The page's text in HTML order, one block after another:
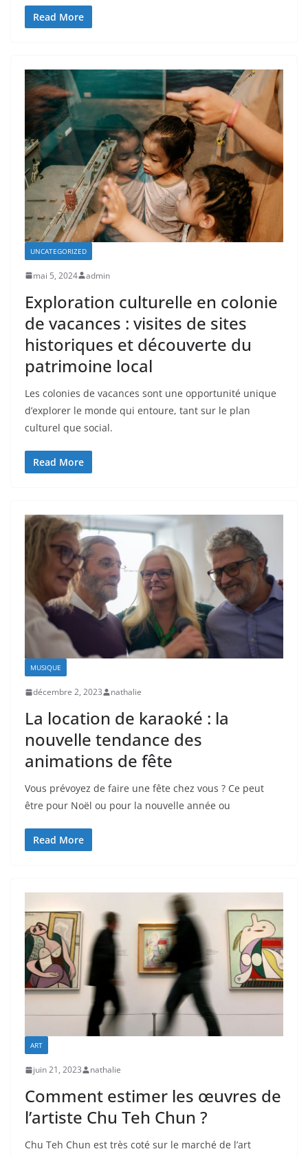
Read More
UNCATEGORIZED
mai 5, 2024 admin
Exploration culturelle en colonie
de vacances : visites de sites
historiques et découverte du
patrimoine local
Les colonies de vacances sont une opportunité unique
d’explorer le monde qui entoure, tant sur le plan
culturel que social.
Read More
MUSIQUE
décembre 2, 2023 nathalie
La location de karaoké : la
nouvelle tendance des
animations de fête
Vous prévoyez de faire une fête chez vous ? Ce peut
être pour Noël ou pour la nouvelle année ou
Read More
ART
juin 21, 2023 nathalie
Comment estimer les œuvres de
l’artiste Chu Teh Chun ?
Chu Teh Chun est très coté sur le marché de l’art